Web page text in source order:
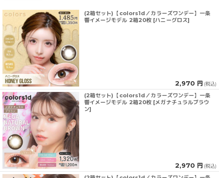
(2箱セット)【colors1d／カラーズワンデー】一条
響イメージモデル 2箱20枚 [ハニーグロス]
2,970 円 (税込)
(2箱セット)【colors1d／カラーズワンデー】一条
響イメージモデル 2箱20枚 [メガナチュラルブラウ
ン]
2,970 円 (税込)